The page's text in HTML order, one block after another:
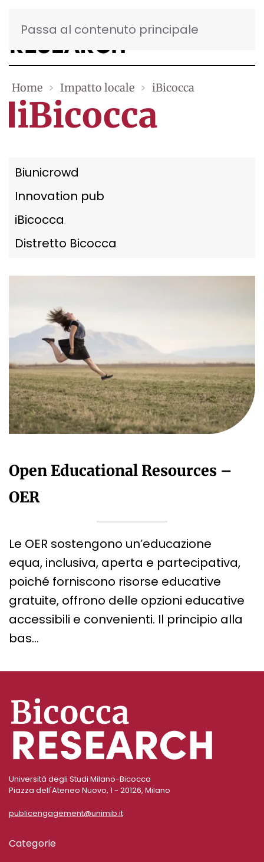
Passa al contenuto principale
Home Impatto locale iBicocca
iBicocca
Biunicrowd
Innovation pub
iBicocca
Distretto Bicocca
Open Educational Resources –
OER
Le OER sostengono un’educazione
equa, inclusiva, aperta e partecipativa,
poiché forniscono risorse educative
gratuite, offrono delle opzioni educative
accessibili e convenienti. Il principio alla
bas…
Università degli Studi Milano-Bicocca
Piazza dell'Ateneo Nuovo, 1 - 20126, Milano
publicengagement@unimib.it
Categorie